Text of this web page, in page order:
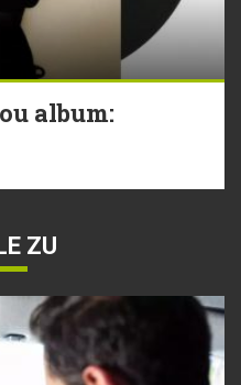
album:
ZU